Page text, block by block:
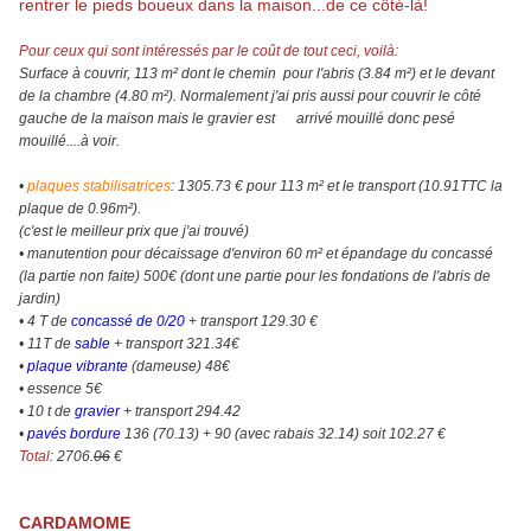
rentrer le pieds boueux dans la maison...de ce côté-là!
Pour ceux qui sont intéressés par le coût de tout ceci, voilà:
Surface à couvrir, 113 m² dont le chemin pour l'abris (3.84 m²) et le devant
de la chambre (4.80 m²). Normalement j'ai pris aussi pour couvrir le côté
gauche de la maison mais le gravier est arrivé mouillé donc pesé
mouillé....à voir.
• plaques stabilisatrices: 1305.73 € pour 113 m² et le transport (10.91TTC la
plaque de 0.96m²).
(c'est le meilleur prix que j'ai trouvé)
• manutention pour décaissage d'environ 60 m² et épandage du concassé
(la partie non faite) 500€ (dont une partie pour les fondations de l'abris de
jardin)
• 4 T de concassé de 0/20 + transport 129.30 €
• 11T de sable + transport 321.34€
• plaque vibrante (dameuse) 48€
• essence 5€
• 10 t de gravier+ transport 294.42
• pavés bordure 136 (70.13) + 90 (avec rabais 32.14) soit 102.27 €
Total: 2706.06 €
CARDAMOME